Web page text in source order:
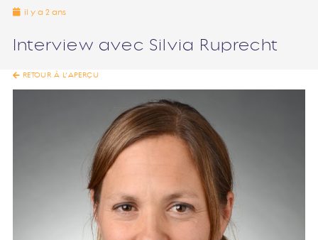
il y a 2 ans
Interview avec Silvia Ruprecht
RETOUR À L’APERÇU